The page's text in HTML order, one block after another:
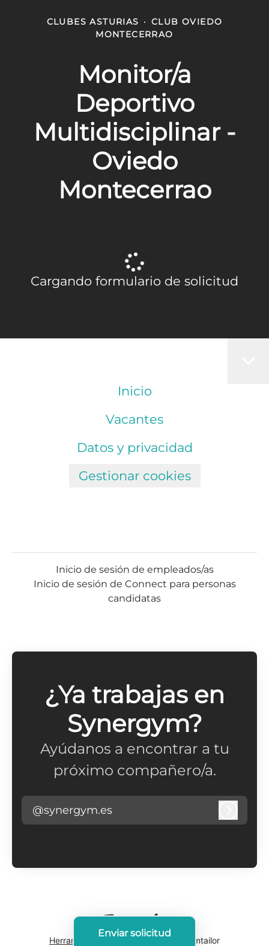
Enviar solicitud
CLUBES ASTURIAS · CLUB OVIEDO
MONTECERRAO
Monitor/a
Deportivo
Multidisciplinar -
Oviedo
Montecerrao
Cargando formulario de solicitud
Inicio
Vacantes
Datos y privacidad
Gestionar cookies
Inicio de sesión de empleados/as
Inicio de sesión de Connect para personas
candidatas
¿Ya trabajas en
Synergym?
Ayúdanos a encontrar a tu
próximo compañero/a.
@synergym.es
Herramientas de seguimiento de Teamtailor